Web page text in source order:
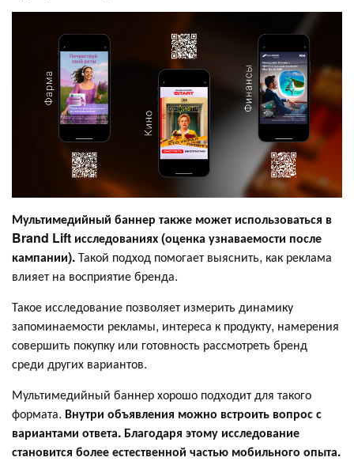
Мультимедийный баннер также может использоваться в
Brand Lift исследованиях (оценка узнаваемости после
кампании).Такой подход помогает выяснить, как реклама
влияет на восприятие бренда.
Такое исследование позволяет измерить динамику
запоминаемости рекламы, интереса к продукту, намерения
совершить покупку или готовность рассмотреть бренд
среди других вариантов.
Мультимедийный баннер хорошо подходит для такого
формата. Внутри объявления можно встроить вопрос с
вариантами ответа. Благодаря этому исследование
становится более естественной частью мобильного опыта.